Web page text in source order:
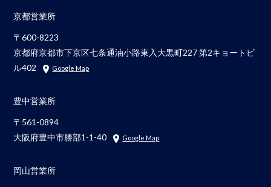
京都営業所
〒600-8223
京都府京都市下京区七条通油小路東入大黒町227 第2キョートビ
ル402
Google Map
豊中営業所
〒561-0894
大阪府豊中市勝部1-1-40
Google Map
岡山営業所